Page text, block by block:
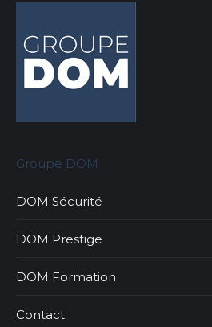
Groupe DOM
DOM Sécurité
DOM Prestige
DOM Formation
Contact